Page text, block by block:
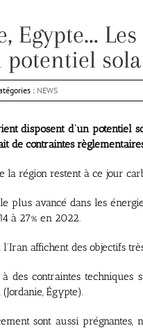
Egypte…
potentiel
: NEWS
disposent d’un potentiel
de contraintes
la région restent à ce jour
plus avancé dans les
à 27% en 2022.
l’Iran affichent des objectifs
des contraintes
Égypte).
sont aussi